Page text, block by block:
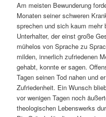
Am meisten Bewunderung
Monaten seiner schweren
sprechen und sich kaum mehr
Unterhalter, der einst große
mühelos von Sprache zu
milden, innerlich zufriedenen
gehabt, konnte er sagen.
Tagen seinen Tod nahen und
Zufriedenheit. Ein Wunsch
vor wenigen Tagen noch
theologischen Lebenswerks